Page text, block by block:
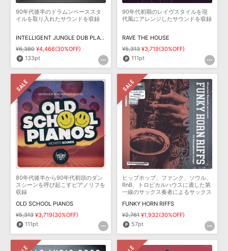
90年代後半のドラムンベーススタ
イルを取り入れたサウンドを収録
INTELLIGENT JUNGLE DUB PLATES
¥6,380 ¥4,466(30%OFF)
133pt
90年代初期のレイヴスタイルを現
代風にアレンジしたサウンドを収録
RAVE THE HOUSE
¥5,313 ¥3,719(30%OFF)
111pt
80年代後半から90年代初頭のダン
スシーンを呼び起こすピアノリフを
収録
OLD SCHOOL PIANOS
¥5,313 ¥3,719(30%OFF)
111pt
ヒップホップ、ファンク、ソウル、
RnB、トロピカルハウスに適した第
一線のサックス奏者によるサックス
FUNKY HORN RIFFS
¥2,761 ¥1,932(30%OFF)
57pt